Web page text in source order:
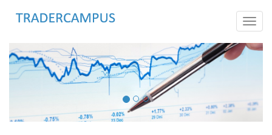
Toggle